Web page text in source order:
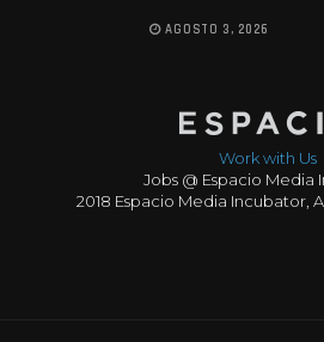
AGOSTO 3, 2026
Work with Us
Jobs @ Espacio Media
2018 Espacio Media Incubator,